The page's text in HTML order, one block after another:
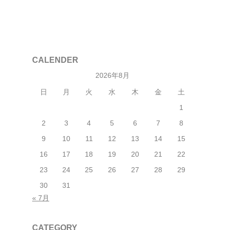
CALENDER
2026年8月
日 月 火 水 木 金 土
1
2 3 4 5 6 7 8
9 10 11 12 13 14 15
16 17 18 19 20 21 22
23 24 25 26 27 28 29
30 31
« 7月
CATEGORY